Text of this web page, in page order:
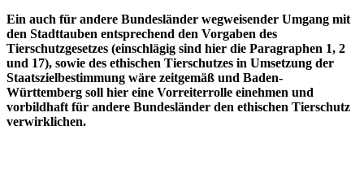
Ein auch für andere Bundesländer wegweisender Umgang mit
den Stadttauben entsprechend den Vorgaben des
Tierschutzgesetzes (einschlägig sind hier die Paragraphen 1, 2
und 17), sowie des ethischen Tierschutzes in Umsetzung der
Staatszielbestimmung wäre zeitgemäß und Baden-
Württemberg soll hier eine Vorreiterrolle einehmen und
vorbildhaft für andere Bundesländer den ethischen Tierschutz
verwirklichen.